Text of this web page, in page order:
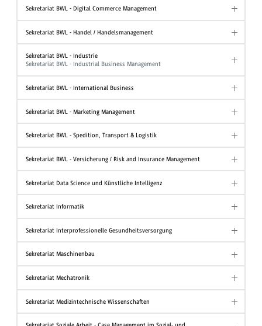
Sekretariat BWL - Digital Commerce Management
Sekretariat BWL - Handel / Handelsmanagement
Sekretariat BWL - Industrie
Sekretariat BWL - Industrial Business Management
Sekretariat BWL - International Business
Sekretariat BWL - Marketing Management
Sekretariat BWL - Spedition, Transport & Logistik
Sekretariat BWL - Versicherung / Risk and Insurance Management
Sekretariat Data Science und Künstliche Intelligenz
Sekretariat Informatik
Sekretariat Interprofessionelle Gesundheitsversorgung
Sekretariat Maschinenbau
Sekretariat Mechatronik
Sekretariat Medizintechnische Wissenschaften